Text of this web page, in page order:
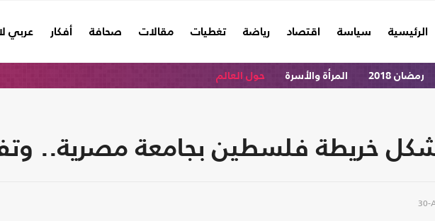
الرئيسية
(current) سياسة اقتصاد رياضة تغطيات مقالات صحافة أفكار عربي
رمضان 2018 المرأة والأسرة حول العالم
خريطة فلسطين بجامعة مصرية..
30-